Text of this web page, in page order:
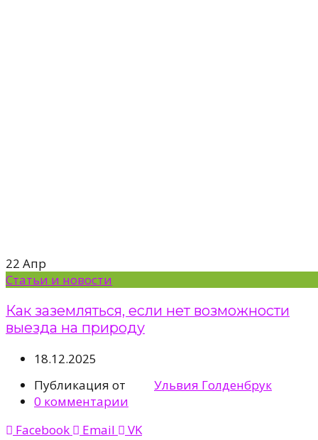
22 Апр
Статьи и новости
Как заземляться, если нет возможности
выезда на природу
18.12.2025
Публикация от
Ульвия Голденбрук
0 комментарии
Facebook
Email
VK